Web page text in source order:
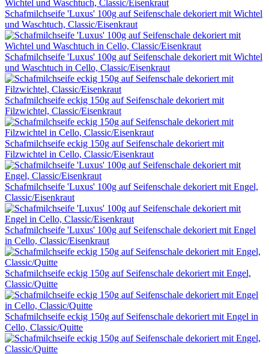
Schafmilchseife 'Luxus' 100g auf Seifenschale dekoriert mit Wichtel
und Waschtuch, Classic/Eisenkraut
Schafmilchseife 'Luxus' 100g auf Seifenschale dekoriert mit Wichtel
und Waschtuch in Cello, Classic/Eisenkraut
Schafmilchseife eckig 150g auf Seifenschale dekoriert mit
Filzwichtel, Classic/Eisenkraut
Schafmilchseife eckig 150g auf Seifenschale dekoriert mit
Filzwichtel in Cello, Classic/Eisenkraut
Schafmilchseife 'Luxus' 100g auf Seifenschale dekoriert mit Engel,
Classic/Eisenkraut
Schafmilchseife 'Luxus' 100g auf Seifenschale dekoriert mit Engel
in Cello, Classic/Eisenkraut
Schafmilchseife eckig 150g auf Seifenschale dekoriert mit Engel,
Classic/Quitte
Schafmilchseife eckig 150g auf Seifenschale dekoriert mit Engel in
Cello, Classic/Quitte